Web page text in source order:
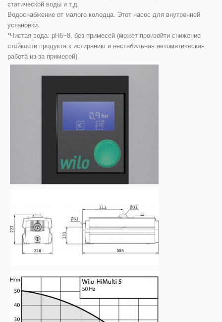
статической воды и т.д.
Водоснабжение от малого колодца. Этот насос для внутренней
установки.
*Чистая вода: pH6~8, без примесей (может произойти снижение
стойкости продукта к истиранию и нестабильная автоматическая
работа из-за примесей).